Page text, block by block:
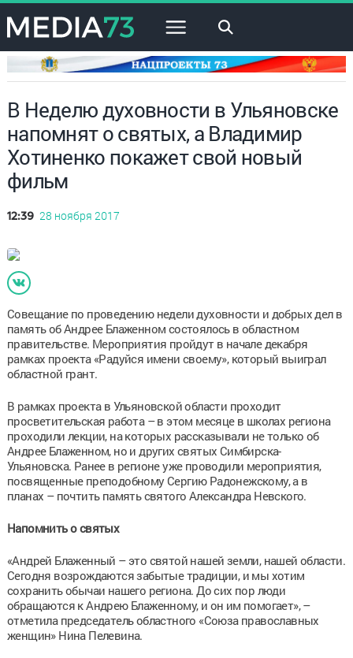
×
В Неделю духовности в Ульяновске
напомнят о святых, а Владимир
Хотиненко покажет свой новый
фильм
12:39 28 ноября 2017
Совещание по проведению недели духовности и добрых дел в
память об Андрее Блаженном состоялось в областном
правительстве. Мероприятия пройдут в начале декабря
рамках проекта «Радуйся имени своему», который выиграл
областной грант.
В рамках проекта в Ульяновской области проходит
просветительская работа – в этом месяце в школах региона
проходили лекции, на которых рассказывали не только об
Андрее Блаженном, но и других святых Симбирска-
Ульяновска. Ранее в регионе уже проводили мероприятия,
посвященные преподобному Сергию Радонежскому, а в
планах – почтить память святого Александра Невского.
Напомнить о святых
«Андрей Блаженный – это святой нашей земли, нашей области.
Сегодня возрождаются забытые традиции, и мы хотим
сохранить обычаи нашего региона. До сих пор люди
обращаются к Андрею Блаженному, и он им помогает», –
отметила председатель областного «Союза православных
женщин» Нина Пелевина.